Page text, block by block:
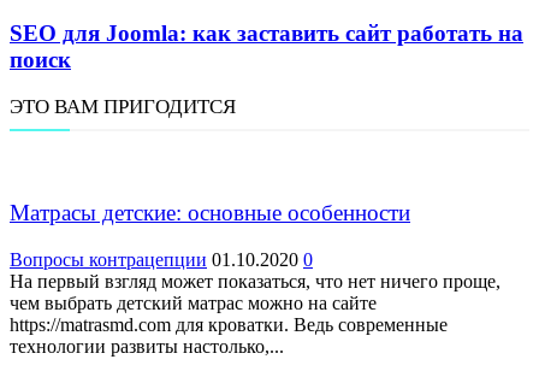
SEO для Joomla: как заставить сайт работать на
поиск
ЭТО ВАМ ПРИГОДИТСЯ
Матрасы детские: основные особенности
Вопросы контрацепции 01.10.2020 0
На первый взгляд может показаться, что нет ничего проще,
чем выбрать детский матрас можно на сайте
https://matrasmd.com для кроватки. Ведь современные
технологии развиты настолько,...